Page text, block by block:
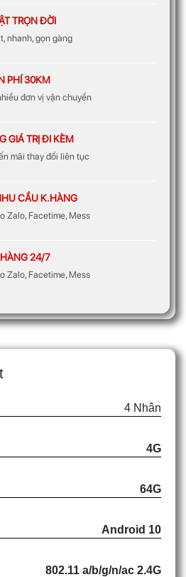
TRỌN ĐỜI
nhanh, gọn gàng
PHÍ 30KM
đơn vị vận chuyển
GIÁ TRỊ ĐI KÈM
mãi thay đổi liên tục
CẦU K.HÀNG
Zalo, Facetime, Mess
24/7
Zalo, Facetime, Mess
4 Nhân
4G
64G
Android 10
802.11 a/b/g/n/ac 2.4G